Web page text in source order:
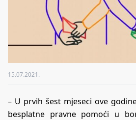
15.07.2021.
– U prvih šest mjeseci ove
besplatne pravne pomoći u